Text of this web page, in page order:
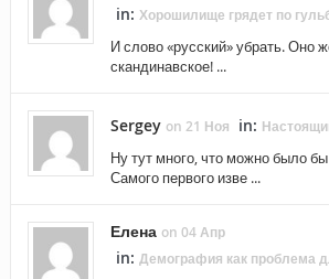
in: Хорошилище грядет по
И слово «русский» убрать. Оно
скандинавское! ...
Sergey on 21 Ноя in:
Ну тут много, что можно было
Самого первого изве ...
Елена on 04 Апр
in: Демография как проблема